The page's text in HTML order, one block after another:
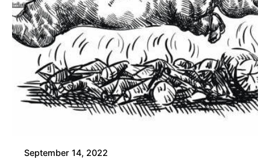
September 14, 2022